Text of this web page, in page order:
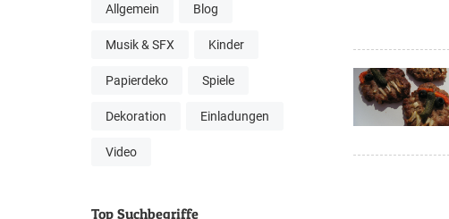
Allgemein Blog
Musik & SFX Kinder
Papierdeko Spiele
Dekoration Einladungen
Video
Top Suchbegriffe